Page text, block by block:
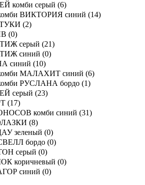
комби серый (6)
ВИКТОРИЯ синий (14)
(2)
(0)
серый (21)
синий (0)
синий (10)
МАЛАХИТ синий (6)
РУСЛАНА бордо (1)
серый (23)
(17)
комби синий (31)
(8)
зеленый (0)
бордо (0)
серый (0)
коричневый (0)
синий (0)